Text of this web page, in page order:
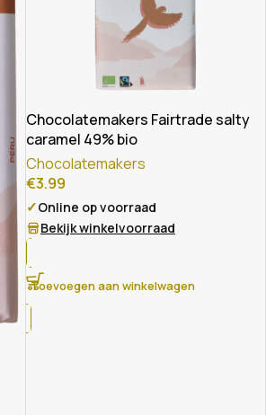
Chocolatemakers Fairtrade salty
caramel 49% bio
Chocolatemakers
€3.99
✓Online op voorraad
Bekijk winkelvoorraad
Toevoegen aan winkelwagen